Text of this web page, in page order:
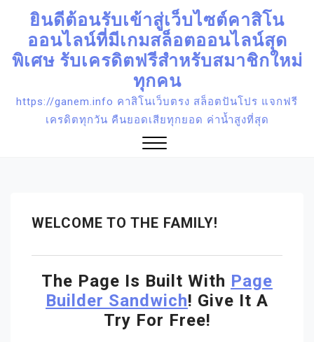
content
ยินดีต้อนรับเข้าสู่เว็บไซต์คาสิโน
ออนไลน์ที่มีเกมสล็อตออนไลน์สุด
พิเศษ รับเครดิตฟรีสำหรับสมาชิกใหม่
ทุกคน
https://ganem.info คาสิโนเว็บตรง สล็อตปันโปร แจกฟรี
เครดิตทุกวัน คืนยอดเสียทุกยอด ค่าน้ำสูงที่สุด
WELCOME TO THE FAMILY!
The Page Is Built With Page
Builder Sandwich! Give It A
Try For Free!